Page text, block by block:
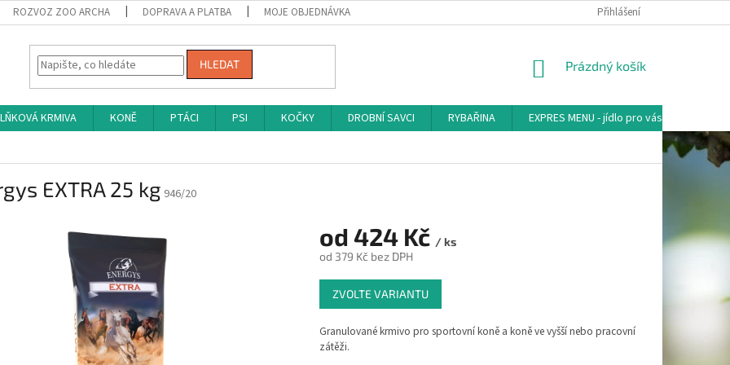
ROZVOZ ZOO ARCHA DOPRAVA A PLATBA MOJE OBJEDNÁVKA Přihlášení
HLEDAT
NÁKUPNÍ
Prázdný košík
KRMIVA KONĚ PTÁCI PSI KOČKY DROBNÍ SAVCI RYBAŘINA EXPRES MENU - jídlo pro vás
EXTRA 25 kg 946/20
od 424 Kč / ks
od 379 Kčbez DPH
Měrná
cena:
ZVOLTE VARIANTU
Granulované krmivo pro sportovní koně a koně ve vyšší nebo pracovní
zátěži.